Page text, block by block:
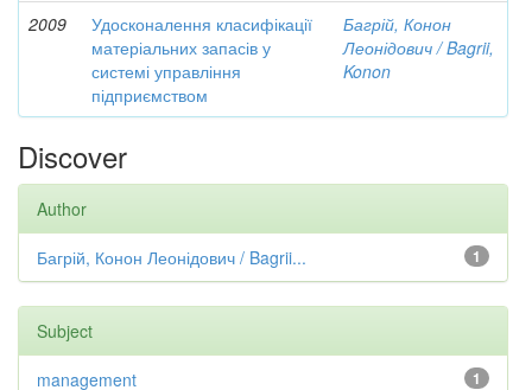
2009
Удосконалення класифікації
матеріальних запасів у
системі управління
підприємством
Багрій, Конон
Леонідович / Bagrii,
Konon
Discover
Author
1
Багрій, Конон Леонідович / Bagrii...
Subject
1
management